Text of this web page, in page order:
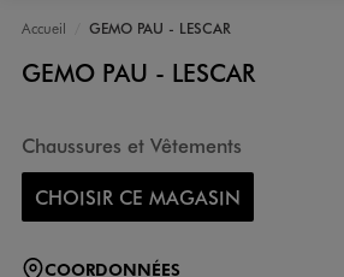
Accueil GEMO PAU - LESCAR
GEMO PAU - LESCAR
Chaussures et Vêtements
CHOISIR CE MAGASIN
COORDONNÉES